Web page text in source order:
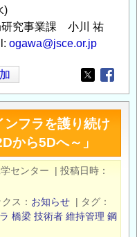
)
研究事業課 小川 祐
ogawa@jsce.or.jp
Opens in
ンフラを護り続け
から5Dへ～」
センター | 投稿日時
クス お知らせ | タグ
橋梁 技術者 維持管理 鋼